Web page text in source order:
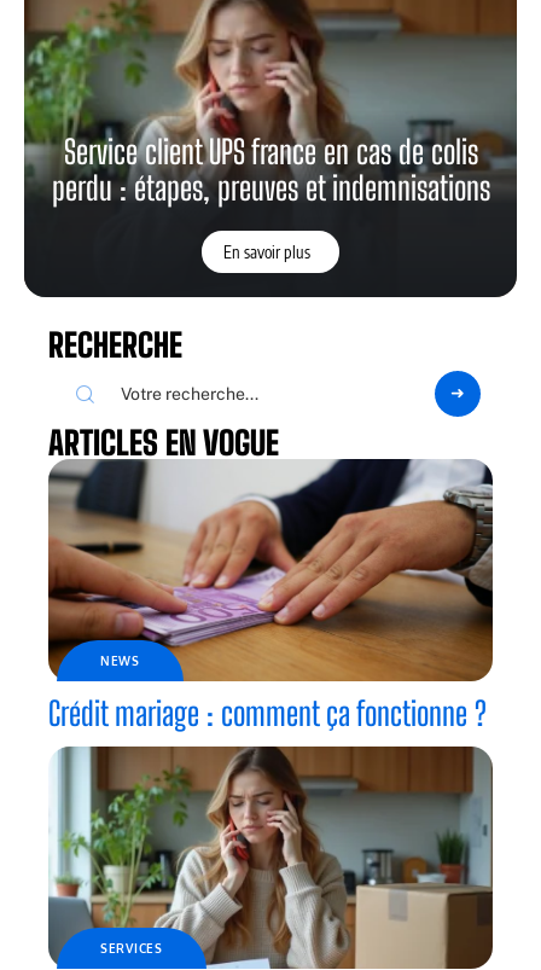
Service client UPS france en cas de colis
perdu : étapes, preuves et indemnisations
En savoir plus
RECHERCHE
ARTICLES EN VOGUE
NEWS
Crédit mariage : comment ça fonctionne ?
SERVICES